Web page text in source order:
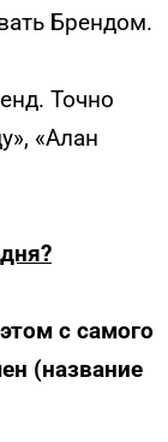
Брендом.
Точно
«Алан
с самого
(название